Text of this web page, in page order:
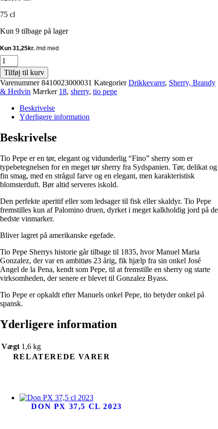
75 cl
Kun 9 tilbage på lager
Tio
Pepe
Sherry
antal
Tilføj til kurv
Varenummer8410023000031 Kategorier Drikkevarer, Sherry, Brandy
& Hedvin Mærker 18, sherry, tio pepe
Beskrivelse
Yderligere information
Beskrivelse
Tio Pepe er en tør, elegant og vidunderlig “Fino” sherry som er
typebetegnelsen for en meget tør sherry fra Sydspanien. Tør, delikat og
fin smag, med en strågul farve og en elegant, men karakteristisk
blomsterduft. Bør altid serveres iskold.
Den perfekte aperitif eller som ledsager til fisk eller skaldyr. Tio Pepe
fremstilles kun af Palomino druen, dyrket i meget kalkholdig jord på de
bedste vinmarker.
Bliver lagret på amerikanske egefade.
Tio Pepe Sherrys historie går tilbage til 1835, hvor Manuel Maria
Gonzalez, der var en ambitiøs 23 årig, fik hjælp fra sin onkel José
Angel de la Pena, kendt som Pepe, til at fremstille en sherry og starte
virksomheden, der senere er blevet til Gonzalez Byass.
Tio Pepe er opkaldt efter Manuels onkel Pepe, tio betyder onkel på
spansk.
Yderligere information
Vægt 1,6 kg
RELATEREDE VARER
DON PX 37,5 CL 2023